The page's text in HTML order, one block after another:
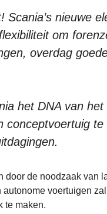
nieuwe
om
overdag
het DNA van
conceptvoertuig te
door de noodzaak van
voertuigen
te maken.